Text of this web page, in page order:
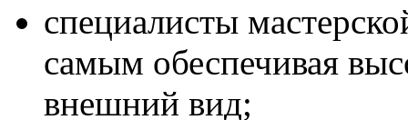
специалисты
самым обеспечивая
внешний вид;